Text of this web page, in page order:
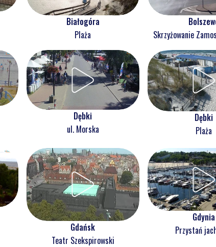
Białogóra
Plaża
Skrzyżowanie
Dębki
ul. Morska
Dębki
Plaża
Gdańsk
Teatr Szekspirowski
Gdynia
Przystań